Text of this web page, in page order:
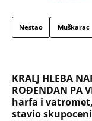
Nestao Muškarac
KRALJ HLEBA
ROĐENDAN PA
harfa i
stavio